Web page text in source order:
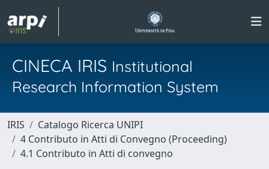
CINECA IRIS Institutional
Research Information System
IRIS
Catalogo Ricerca UNIPI
4 Contributo in Atti di Convegno (Proceeding)
4.1 Contributo in Atti di convegno